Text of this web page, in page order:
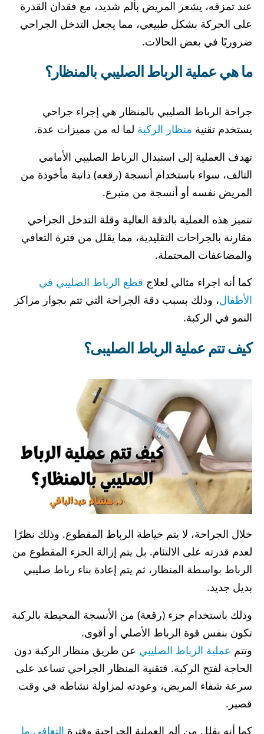
عند تمزقه، يشعر المريض بألم شديد، مع فقدان القدرة
على الحركة بشكل طبيعي، مما يجعل التدخل الجراحي
ضروريًا في بعض الحالات.
ما هي عملية الرباط الصليبي بالمنظار؟
جراحة الرباط الصليبي بالمنظار هي إجراء جراحي
يستخدم تقنية منظار الركبة لما له من مميزات عدة.
تهدف العملية إلى استبدال الرباط الصليبي الأمامي
التالف، سواء باستخدام أنسجة (رقعه) ذاتية مأخوذة من
المريض نفسه أو أنسجة من متبرع.
تتميز هذه العملية بالدقة العالية وقلة التدخل الجراحي
مقارنة بالجراحات التقليدية، مما يقلل من فترة التعافي
والمضاعفات المحتملة.
كما أنه اجراء مثالي لعلاج قطع الرباط الصليبي في
الأطفال، وذلك بسبب دقة الجراحة التي تتم بجوار مراكز
النمو في الركبة.
كيف تتم عملية الرباط الصليبى؟
خلال الجراحة، لا يتم خياطة الرباط المقطوع. وذلك نظرًا
لعدم قدرته على الالتئام. بل يتم إزالة الجزء المقطوع من
الرباط بواسطة المنظار، ثم يتم إعادة بناء رباط صليبي
بديل جديد.
وذلك باستخدام جزء (رقعة) من الأنسجة المحيطة بالركبة
تكون بنفس قوة الرباط الأصلي أو أقوى.
وتتم عملية الرباط الصليبي عن طريق منظار الركبة دون
الحاجة لفتح الركبة. فتقنية المنظار الجراحي تساعد على
سرعة شفاء المريض، وعودته لمزاولة نشاطه في وقت
قصير.
كما أنه يقلل من ألم العملية الجراحية وفترة التعافي ما